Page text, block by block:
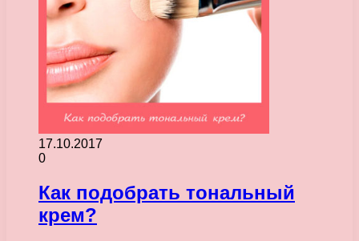
17.10.2017
0
Как подобрать тональный
крем?